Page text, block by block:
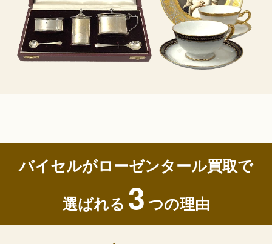
バイセルがローゼンタール買取で
選ばれる 3つの理由